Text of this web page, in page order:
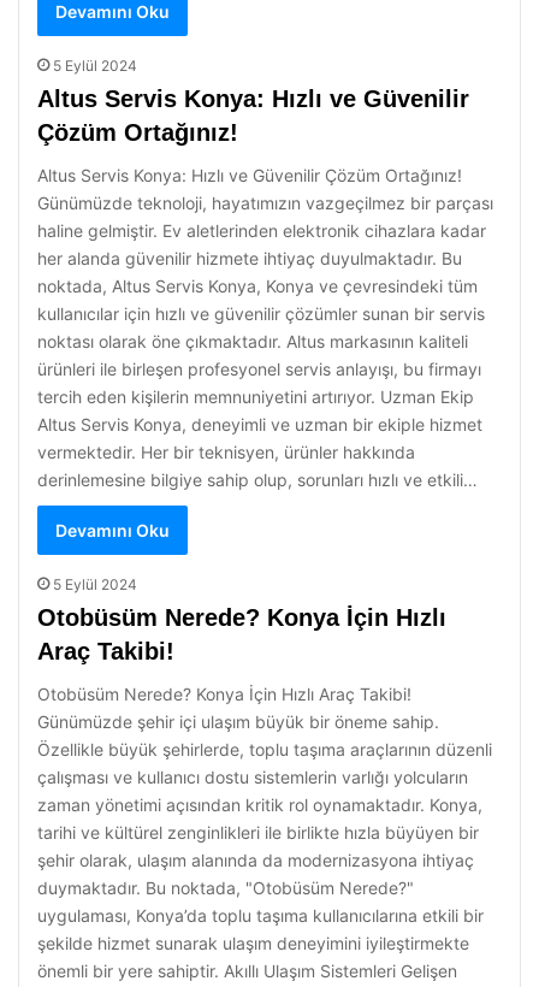
Devamını Oku
5 Eylül 2024
Altus Servis Konya: Hızlı ve Güvenilir
Çözüm Ortağınız!
Altus Servis Konya: Hızlı ve Güvenilir Çözüm Ortağınız!
Günümüzde teknoloji, hayatımızın vazgeçilmez bir parçası
haline gelmiştir. Ev aletlerinden elektronik cihazlara kadar
her alanda güvenilir hizmete ihtiyaç duyulmaktadır. Bu
noktada, Altus Servis Konya, Konya ve çevresindeki tüm
kullanıcılar için hızlı ve güvenilir çözümler sunan bir servis
noktası olarak öne çıkmaktadır. Altus markasının kaliteli
ürünleri ile birleşen profesyonel servis anlayışı, bu firmayı
tercih eden kişilerin memnuniyetini artırıyor. Uzman Ekip
Altus Servis Konya, deneyimli ve uzman bir ekiple hizmet
vermektedir. Her bir teknisyen, ürünler hakkında
derinlemesine bilgiye sahip olup, sorunları hızlı ve etkili…
Devamını Oku
5 Eylül 2024
Otobüsüm Nerede? Konya İçin Hızlı
Araç Takibi!
Otobüsüm Nerede? Konya İçin Hızlı Araç Takibi!
Günümüzde şehir içi ulaşım büyük bir öneme sahip.
Özellikle büyük şehirlerde, toplu taşıma araçlarının düzenli
çalışması ve kullanıcı dostu sistemlerin varlığı yolcuların
zaman yönetimi açısından kritik rol oynamaktadır. Konya,
tarihi ve kültürel zenginlikleri ile birlikte hızla büyüyen bir
şehir olarak, ulaşım alanında da modernizasyona ihtiyaç
duymaktadır. Bu noktada, "Otobüsüm Nerede?"
uygulaması, Konya’da toplu taşıma kullanıcılarına etkili bir
şekilde hizmet sunarak ulaşım deneyimini iyileştirmekte
önemli bir yere sahiptir. Akıllı Ulaşım Sistemleri Gelişen